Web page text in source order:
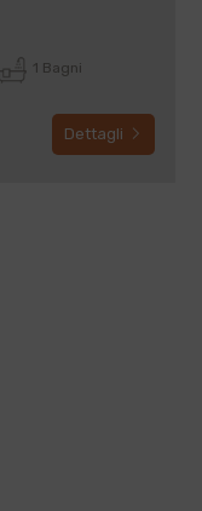
1 Bagni
Dettagli